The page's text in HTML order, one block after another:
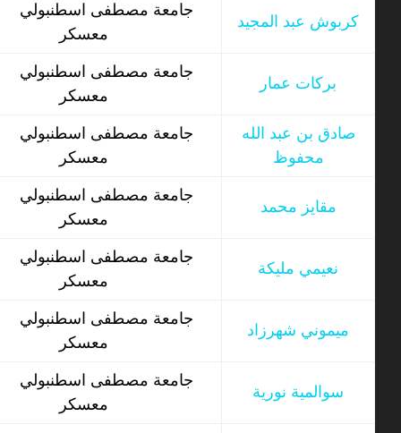
جامعة مصطفى اسطنبولي
كربوش عبد المجيد
جامعة مصطفى اسطنبولي
بركات عمار
جامعة مصطفى اسطنبولي
صادق بن عبد الله
محفوظ
جامعة مصطفى اسطنبولي
مقايز محمد
جامعة مصطفى اسطنبولي
نعيمي مليكة
جامعة مصطفى اسطنبولي
ميموني شهرزاد
جامعة مصطفى اسطنبولي
سوالمية نورية